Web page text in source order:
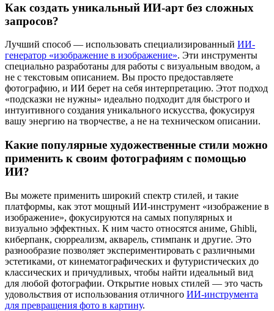
Как создать уникальный ИИ-арт без сложных
запросов?
Лучший способ — использовать специализированный ИИ-
генератор «изображение в изображение». Эти инструменты
специально разработаны для работы с визуальным вводом, а
не с текстовым описанием. Вы просто предоставляете
фотографию, и ИИ берет на себя интерпретацию. Этот подход
«подсказки не нужны» идеально подходит для быстрого и
интуитивного создания уникального искусства, фокусируя
вашу энергию на творчестве, а не на техническом описании.
Какие популярные художественные стили можно
применить к своим фотографиям с помощью
ИИ?
Вы можете применить широкий спектр стилей, и такие
платформы, как этот мощный ИИ-инструмент «изображение в
изображение», фокусируются на самых популярных и
визуально эффектных. К ним часто относятся аниме, Ghibli,
киберпанк, сюрреализм, акварель, стимпанк и другие. Это
разнообразие позволяет экспериментировать с различными
эстетиками, от кинематографических и футуристических до
классических и причудливых, чтобы найти идеальный вид
для любой фотографии. Открытие новых стилей — это часть
удовольствия от использования отличного ИИ-инструмента
для превращения фото в картину.